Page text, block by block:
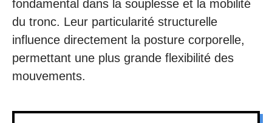
fondamental dans la souplesse et la mobilité
du tronc. Leur particularité structurelle
influence directement la posture corporelle,
permettant une plus grande flexibilité des
mouvements.